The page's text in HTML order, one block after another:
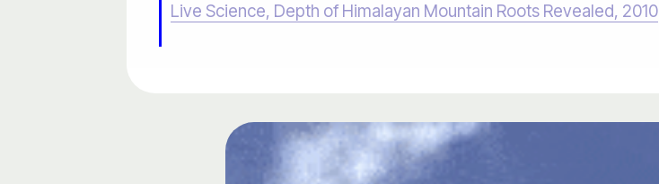
Live Science, Depth of Himalayan Mountain Roots Revealed, 2010